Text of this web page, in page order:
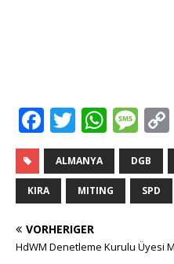
F
a
c
e
b
o
T
w
it
te
r
W
h
at
s
p
M
e
ss
a
e
ALMANYA DGB
KIRA MITING SPD
VORHERIGER
HdWM Denetleme Kurulu Üyesi